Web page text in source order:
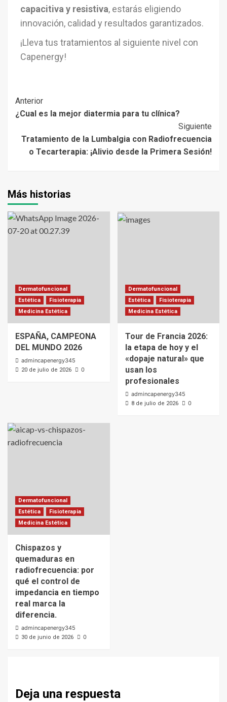
capacitiva y resistiva, estarás eligiendo
innovación, calidad y resultados garantizados.
¡Lleva tus tratamientos al siguiente nivel con
Capenergy!
Anterior
¿Cual es la mejor diatermia para tu clínica?
Siguiente
Tratamiento de la Lumbalgia con Radiofrecuencia
o Tecarterapia: ¡Alivio desde la Primera Sesión!
Más historias
Dermatofuncional
Estética
Fisioterapia
Medicina Estética
ESPAÑA, CAMPEONA
DEL MUNDO 2026
admincapenergy345
20 de julio de 2026 0
Dermatofuncional
Estética
Fisioterapia
Medicina Estética
Tour de Francia 2026:
la etapa de hoy y el
«dopaje natural» que
usan los
profesionales
admincapenergy345
8 de julio de 2026 0
Dermatofuncional
Estética
Fisioterapia
Medicina Estética
Chispazos y
quemaduras en
radiofrecuencia: por
qué el control de
impedancia en tiempo
real marca la
diferencia.
admincapenergy345
30 de junio de 2026 0
Deja una respuesta